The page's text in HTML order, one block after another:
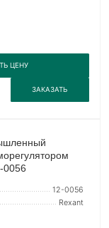
ЦЕНУ
ЗАКАЗАТЬ
0056
12-0056
Rexant